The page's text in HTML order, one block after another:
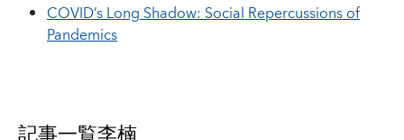
COVID’s Long Shadow: Social Repercussions of
Pandemics